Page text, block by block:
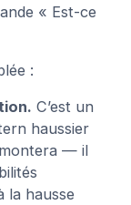
« Est-ce
:
C’est un
haussier
— il
la hausse